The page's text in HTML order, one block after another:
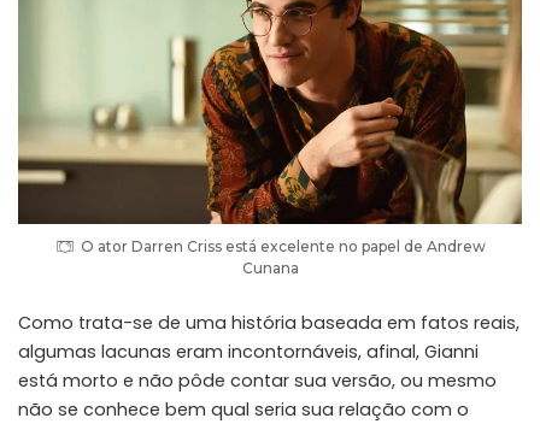
O ator Darren Criss está excelente no papel de Andrew
Cunana
Como trata-se de uma história baseada em fatos reais,
algumas lacunas eram incontornáveis, afinal, Gianni
está morto e não pôde contar sua versão, ou mesmo
não se conhece bem qual seria sua relação com o